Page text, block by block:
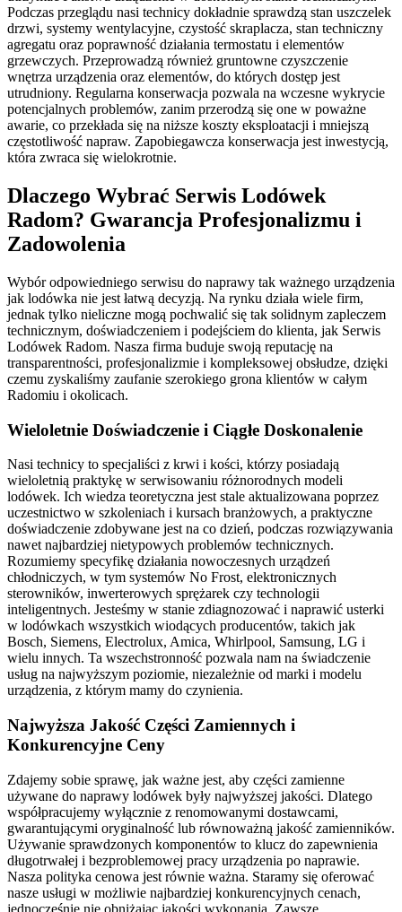
Podczas przeglądu nasi technicy dokładnie sprawdzą stan uszczelek
drzwi, systemy wentylacyjne, czystość skraplacza, stan techniczny
agregatu oraz poprawność działania termostatu i elementów
grzewczych. Przeprowadzą również gruntowne czyszczenie
wnętrza urządzenia oraz elementów, do których dostęp jest
utrudniony. Regularna konserwacja pozwala na wczesne wykrycie
potencjalnych problemów, zanim przerodzą się one w poważne
awarie, co przekłada się na niższe koszty eksploatacji i mniejszą
częstotliwość napraw. Zapobiegawcza konserwacja jest inwestycją,
która zwraca się wielokrotnie.
Dlaczego Wybrać Serwis Lodówek
Radom? Gwarancja Profesjonalizmu i
Zadowolenia
Wybór odpowiedniego serwisu do naprawy tak ważnego urządzenia
jak lodówka nie jest łatwą decyzją. Na rynku działa wiele firm,
jednak tylko nieliczne mogą pochwalić się tak solidnym zapleczem
technicznym, doświadczeniem i podejściem do klienta, jak Serwis
Lodówek Radom. Nasza firma buduje swoją reputację na
transparentności, profesjonalizmie i kompleksowej obsłudze, dzięki
czemu zyskaliśmy zaufanie szerokiego grona klientów w całym
Radomiu i okolicach.
Wieloletnie Doświadczenie i Ciągłe Doskonalenie
Nasi technicy to specjaliści z krwi i kości, którzy posiadają
wieloletnią praktykę w serwisowaniu różnorodnych modeli
lodówek. Ich wiedza teoretyczna jest stale aktualizowana poprzez
uczestnictwo w szkoleniach i kursach branżowych, a praktyczne
doświadczenie zdobywane jest na co dzień, podczas rozwiązywania
nawet najbardziej nietypowych problemów technicznych.
Rozumiemy specyfikę działania nowoczesnych urządzeń
chłodniczych, w tym systemów No Frost, elektronicznych
sterowników, inwerterowych sprężarek czy technologii
inteligentnych. Jesteśmy w stanie zdiagnozować i naprawić usterki
w lodówkach wszystkich wiodących producentów, takich jak
Bosch, Siemens, Electrolux, Amica, Whirlpool, Samsung, LG i
wielu innych. Ta wszechstronność pozwala nam na świadczenie
usług na najwyższym poziomie, niezależnie od marki i modelu
urządzenia, z którym mamy do czynienia.
Najwyższa Jakość Części Zamiennych i
Konkurencyjne Ceny
Zdajemy sobie sprawę, jak ważne jest, aby części zamienne
używane do naprawy lodówek były najwyższej jakości. Dlatego
współpracujemy wyłącznie z renomowanymi dostawcami,
gwarantującymi oryginalność lub równoważną jakość zamienników.
Używanie sprawdzonych komponentów to klucz do zapewnienia
długotrwałej i bezproblemowej pracy urządzenia po naprawie.
Nasza polityka cenowa jest równie ważna. Staramy się oferować
nasze usługi w możliwie najbardziej konkurencyjnych cenach,
jednocześnie nie obniżając jakości wykonania. Zawsze